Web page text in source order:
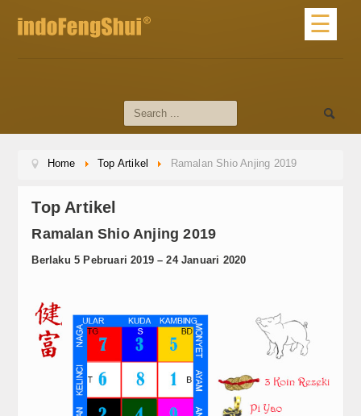
About Us
Profile Master
dari Master
Materi Dasar
Artikel Umum
Tips Feng Shui
☰
Home Top Artikel Ramalan Shio Anjing 2019
Top Artikel
Ramalan Shio Anjing 2019
Berlaku 5 Pebruari 2019 – 24 Januari 2020